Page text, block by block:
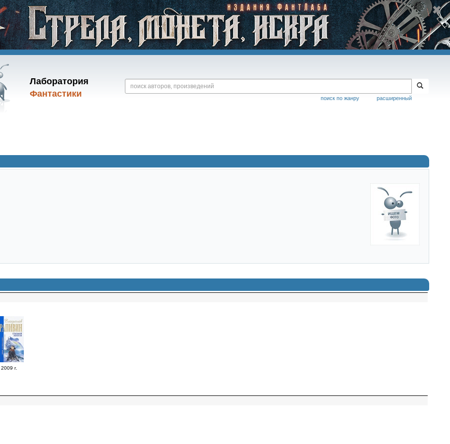
Лаборатория
Фантастики
расширенный
поиск по жанру
2009 г.